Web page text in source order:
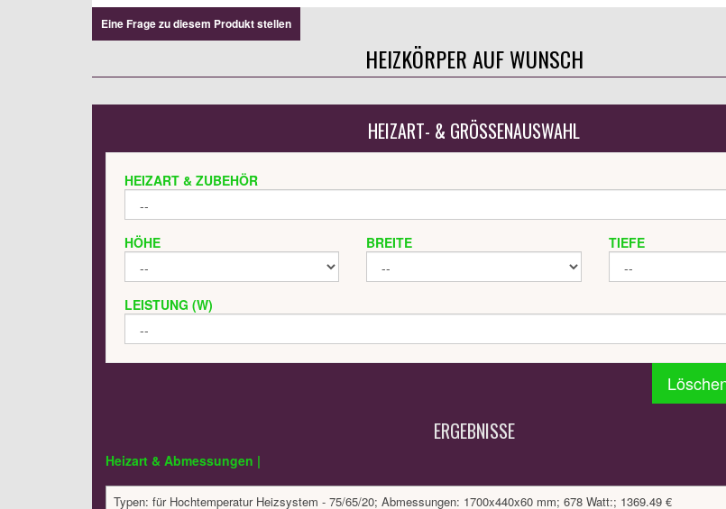
Eine Frage zu diesem Produkt stellen
HEIZKÖRPER AUF WUNSCH
HEIZART- & GRÖSSENAUSWAHL
HEIZART & ZUBEHÖR
HÖHE BREITE TIEFE
LEISTUNG (W)
ERGEBNISSE
Heizart & Abmessungen |
Typen: für Hochtemperatur Heizsystem - 75/65/20; Abmessungen: 1700x440x60 mm; 678 Watt:; 1369.49 €